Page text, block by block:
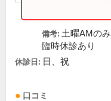
備考: 土曜AMのみ
臨時休診あり
休診日: 日、祝
口コミ